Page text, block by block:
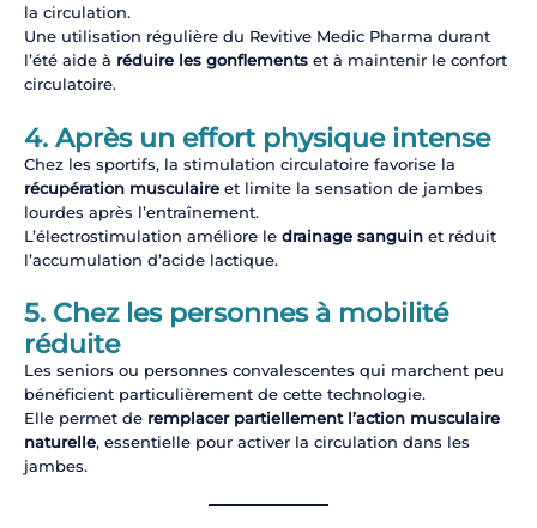
la circulation.
Une utilisation régulière du Revitive Medic Pharma durant
l’été aide à réduire les gonflementset à maintenir le confort
circulatoire.
4. Après un effort physique intense
Chez les sportifs, la stimulation circulatoire favorise la
récupération musculaireet limite la sensation de jambes
lourdes après l’entraînement.
L’électrostimulation améliore le drainage sanguinet réduit
l’accumulation d’acide lactique.
5. Chez les personnes à mobilité
réduite
Les seniors ou personnes convalescentes qui marchent peu
bénéficient particulièrement de cette technologie.
Elle permet de remplacer partiellement l’action musculaire
naturelle, essentielle pour activer la circulation dans les
jambes.